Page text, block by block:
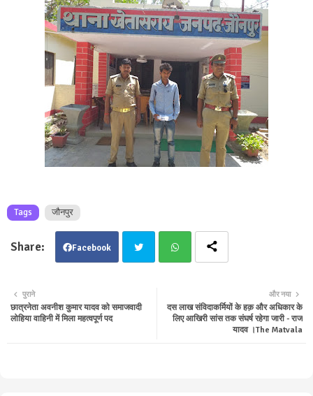
Tags जौनपुर
Facebook
ter tsa
और नया
दस लाख संविदाकर्मियों के हक़ और अधिकार के
लिए आखिरी सांस तक संघर्ष रहेगा जारी - राज
यादव ।The Matvala
पुराने
छात्रनेता अवनीश कुमार यादव को समाजवादी
लोहिया वाहिनी में मिला महत्वपूर्ण पद